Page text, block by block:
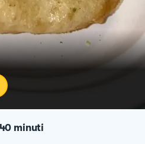
minuti